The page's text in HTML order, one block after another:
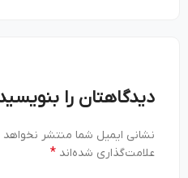
دیدگاهتان را بنویسید
نشانی ایمیل شما منتشر نخواهد شد.
علامت‌گذاری شده‌اند*